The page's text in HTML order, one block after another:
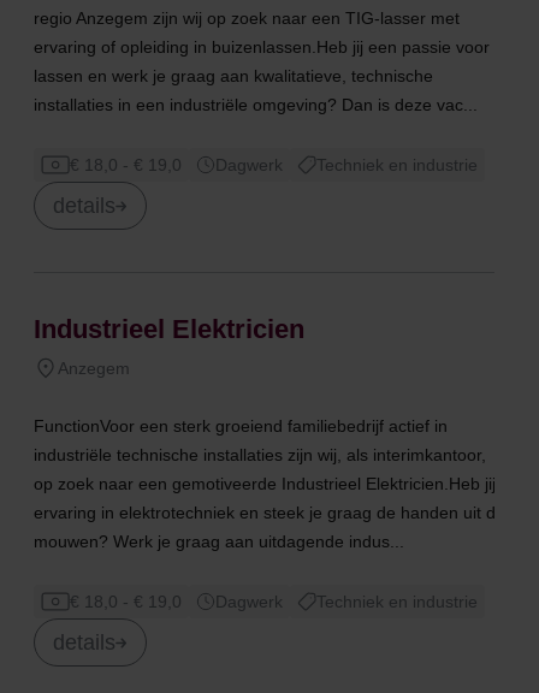
regio Anzegem zijn wij op zoek naar een TIG-lasser met
ervaring of opleiding in buizenlassen.Heb jij een passie voor
lassen en werk je graag aan kwalitatieve, technische
installaties in een industriële omgeving? Dan is deze vac...
€ 18,0 - € 19,0 Dagwerk Techniek en industrie
details
Industrieel Elektricien
Anzegem
FunctionVoor een sterk groeiend familiebedrijf actief in
industriële technische installaties zijn wij, als interimkantoor,
op zoek naar een gemotiveerde Industrieel Elektricien.Heb jij
ervaring in elektrotechniek en steek je graag de handen uit de
mouwen? Werk je graag aan uitdagende indus...
€ 18,0 - € 19,0 Dagwerk Techniek en industrie
details